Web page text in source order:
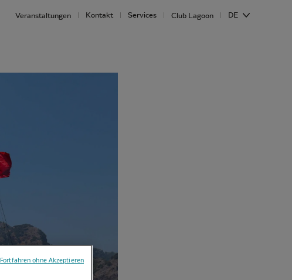
Veranstaltungen Kontakt Services Club Lagoon DE
Fortfahren ohne Akzeptieren